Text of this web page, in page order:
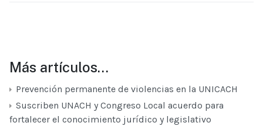
Más artículos…
Prevención permanente de violencias en la UNICACH
Suscriben UNACH y Congreso Local acuerdo para
fortalecer el conocimiento jurídico y legislativo